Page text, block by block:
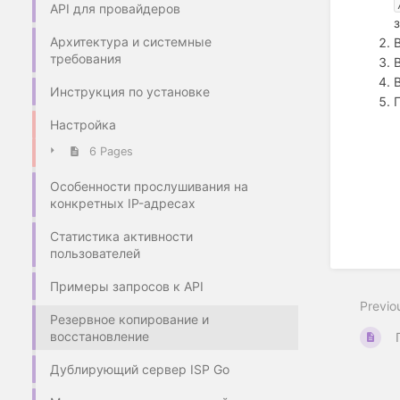
API для провайдеров
Архитектура и системные
требования
Инструкция по установке
Настройка
6 Pages
Особенности прослушивания на
конкретных IP-адресах
Статистика активности
пользователей
Примеры запросов к API
Резервное копирование и
восстановление
Дублирующий сервер ISP Go